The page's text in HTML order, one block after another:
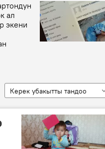
ал
экени
Керек убакытты тандоо